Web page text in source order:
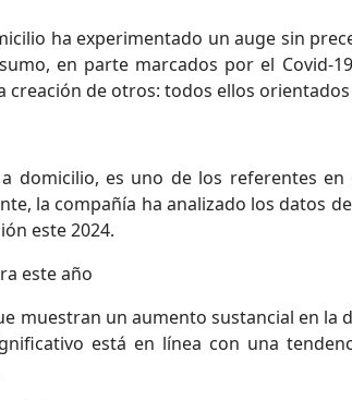
ha experimentado un auge sin
en parte marcados por el
creación de otros: todos ellos
domicilio, es uno de los referentes
la compañía ha analizado los datos
este 2024.
este año
muestran un aumento sustancial en
está en línea con una